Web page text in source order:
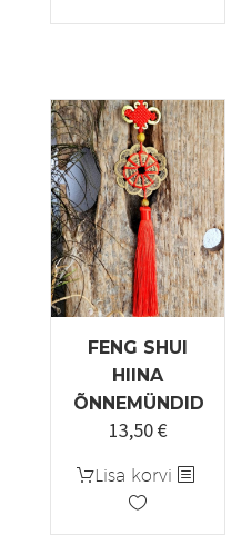
2,70 €.1,90 €.
tootel
varianti.
Valikuid
saab
teha
tootelehel.
FENG SHUI
HIINA
ÕNNEMÜNDID
13,50€
Lisa korvi